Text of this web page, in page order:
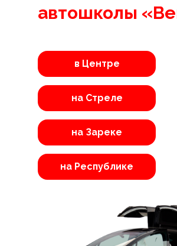
автошколы
в Центре
на Стреле
на Зареке
на Республике